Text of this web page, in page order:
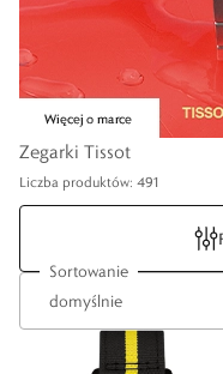
Zegarki Tissot
Liczba produktów: 491
Sortowanie